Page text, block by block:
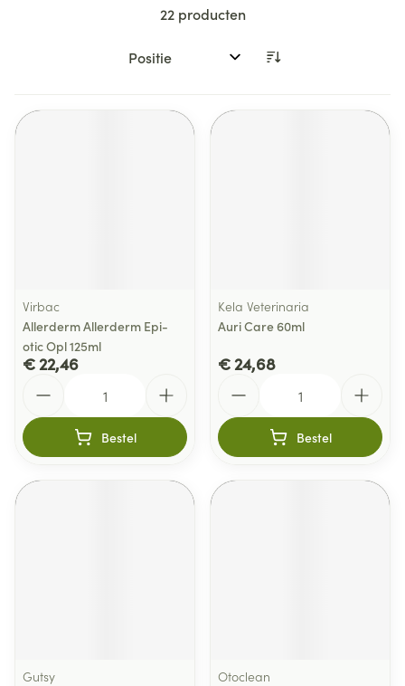
22producten
Sorteer op:
Virbac
Allerderm Allerderm Epi-
otic Opl 125ml
€ 22,46
Bestel
Kela Veterinaria
Auri Care 60ml
€ 24,68
Bestel
Gutsy
Otoclean